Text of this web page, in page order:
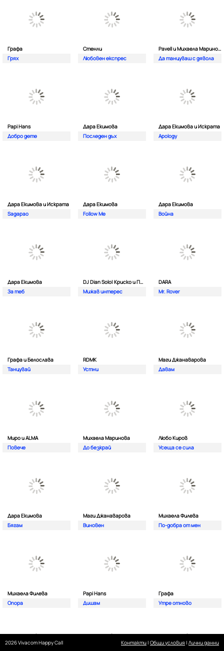
Графа
Грях
Стенли
Любовен експрес
Pavell и Михаела Маринова
Да танцуваш с дявола
Papi Hans
Добро дете
Дара Екимова
Последен дъх
Дара Екимова и Искрата
Apology
Дара Екимова и Искрата
Sagapao
Дара Екимова
Follow Me
Дара Екимова
Война
Дара Екимова
За теб
DJ Dian Solo| Криско и Панайот Панайотов
Мижав интерес
DARA
Mr. Rover
Графа и Белослава
Танцувай
RDMK
Устни
Маги Джанаварова
Давам
Миро и ALMA
Повече
Михаела Маринова
До безкрай
Любо Киров
Усеща се сила
Дара Екимова
Бягам
Маги Джанаварова
Виновен
Михаела Филева
По-добра от мен
Михаела Филева
Опора
Papi Hans
Дишам
Графа
Утре отново
2026 Vivacom Happy Call Контакти| Общи условия | Лични данни